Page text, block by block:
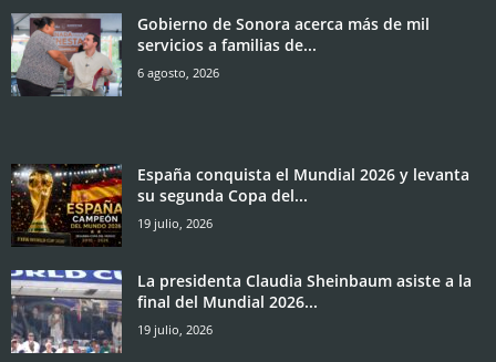
Gobierno de Sonora acerca más de mil
servicios a familias de...
6 agosto, 2026
España conquista el Mundial 2026 y levanta
su segunda Copa del...
19 julio, 2026
La presidenta Claudia Sheinbaum asiste a la
final del Mundial 2026...
19 julio, 2026